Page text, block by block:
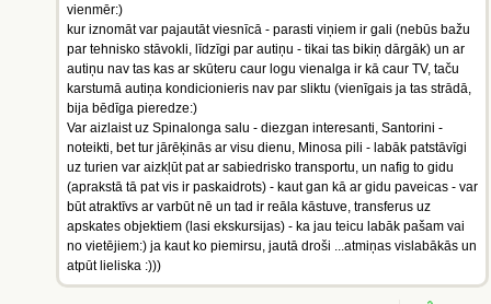
vienmēr:)
kur iznomāt var pajautāt viesnīcā - parasti viņiem ir gali (nebūs bažu
par tehnisko stāvokli, līdzīgi par autiņu - tikai tas bikiņ dārgāk) un ar
autiņu nav tas kas ar skūteru caur logu vienalga ir kā caur TV, taču
karstumā autiņa kondicionieris nav par sliktu (vienīgais ja tas strādā,
bija bēdīga pieredze:)
Var aizlaist uz Spinalonga salu - diezgan interesanti, Santorini -
noteikti, bet tur jārēķinās ar visu dienu, Minosa pili - labāk patstāvīgi
uz turien var aizkļūt pat ar sabiedrisko transportu, un nafig to gidu
(aprakstā tā pat vis ir paskaidrots) - kaut gan kā ar gidu paveicas - var
būt atraktīvs ar varbūt nē un tad ir reāla kāstuve, transferus uz
apskates objektiem (lasi ekskursijas) - ka jau teicu labāk pašam vai
no vietējiem:) ja kaut ko piemirsu, jautā droši ...atmiņas vislabākās un
atpūt lieliska :)))